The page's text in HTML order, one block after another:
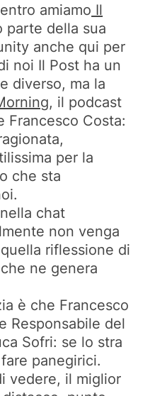
amiamo Il
parte della sua
anche qui per
noi Il Post ha un
diverso, ma la
, il podcast
Francesco Costa:
per la
che sta
chat
non venga
riflessione di
ne genera
è che Francesco
Responsabile del
Sofri: se lo stra
panegirici.
vedere, il miglior